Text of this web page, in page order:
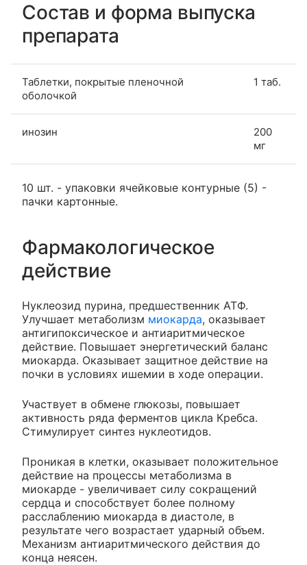
Состав и форма выпуска
препарата
Таблетки, покрытые пленочной
оболочкой
1 таб.
инозин
200
мг
10 шт. - упаковки ячейковые контурные (5) -
пачки картонные.
Фармакологическое
действие
Нуклеозид пурина, предшественник АТФ.
Улучшает метаболизм миокарда, оказывает
антигипоксическое и антиаритмическое
действие. Повышает энергетический баланс
миокарда. Оказывает защитное действие на
почки в условиях ишемии в ходе операции.
Участвует в обмене глюкозы, повышает
активность ряда ферментов цикла Кребса.
Стимулирует синтез нуклеотидов.
Проникая в клетки, оказывает положительное
действие на процессы метаболизма в
миокарде - увеличивает силу сокращений
сердца и способствует более полному
расслаблению миокарда в диастоле, в
результате чего возрастает ударный объем.
Механизм антиаритмического действия до
конца неясен.